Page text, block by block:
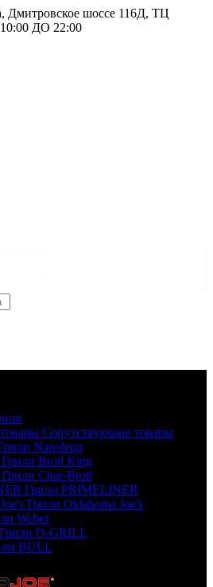
Дмитровское шоссе 116Д, ТЦ
ДО 22:00
Сопутствующие товары
Napoleon
Грили Broil King
Грили Char-Broil
Грили PRIMELINER
Грили Oklahoma Joe's
Weber
Грили O-GRILL
BULL